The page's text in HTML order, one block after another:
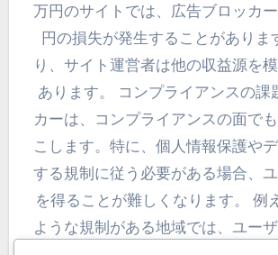
万円のサイトでは、広告ブロッカ
円の損失が発生することがありま
り、サイト運営者は他の収益源を
あります。 コンプライアンスの課
カーは、コンプライアンスの面で
こします。特に、個人情報保護や
する規制に従う必要がある場合、
を得ることが難しくなります。 例
ような規制がある地域では、ユー